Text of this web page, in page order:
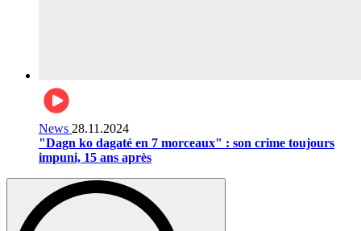
News 28.11.2024
"Dagn ko dagaté en 7 morceaux" : son crime toujours
impuni, 15 ans après